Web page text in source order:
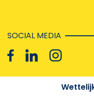
SOCIAL MEDIA